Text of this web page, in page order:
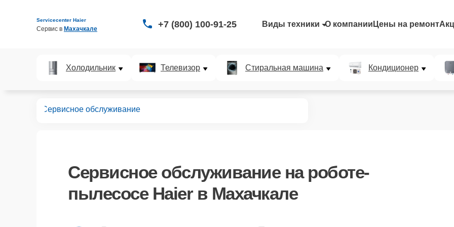
Servicecenter Haier
Сервис в Махачкале +7 (800) 100-91-25 Виды техники О компании Цены на ремонт
Холодильник Телевизор Стиральная машина Кондиционер
Сервисное обслуживание
Сервисное обслуживаниена роботе-
пылесосе Haier в Махачкале